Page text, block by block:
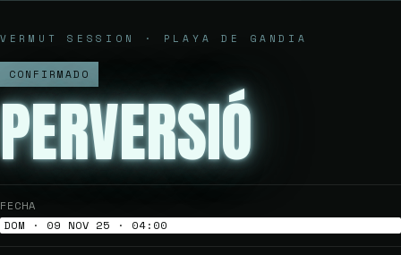
VERMUT SESSION · PLAYA DE GANDIA
CONFIRMADO
PERVERSIÓ
FECHA
DOM · 09 NOV 25 · 04:00